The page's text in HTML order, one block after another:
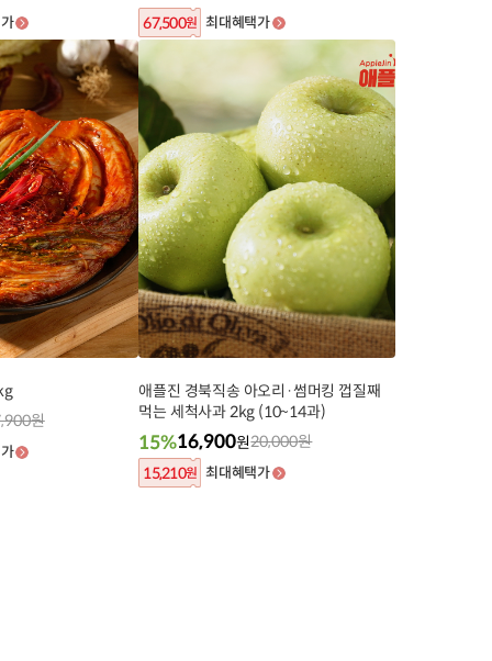
67,500원 최대혜택가
원
애플진 경북직송 아오리·썸머킹 껍질째
먹는 세척사과 2kg (10~14과)
15%16,900원20,000원
15,210원 최대혜택가